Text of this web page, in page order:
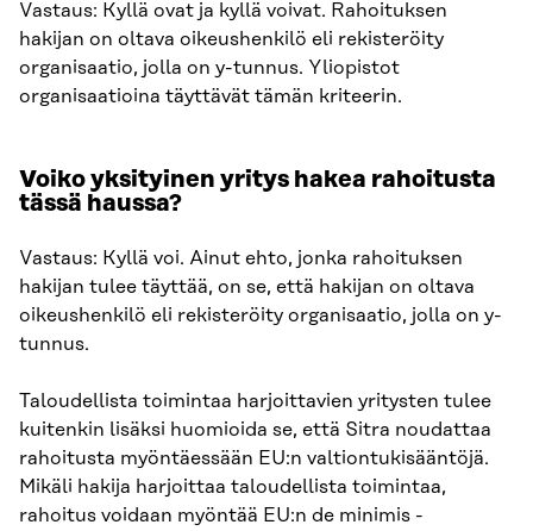
Vastaus: Kyllä ovat ja kyllä voivat. Rahoituksen
hakijan on oltava oikeushenkilö eli rekisteröity
organisaatio, jolla on y-tunnus. Yliopistot
organisaatioina täyttävät tämän kriteerin.
Voiko yksityinen yritys hakea rahoitusta
tässä haussa?
Vastaus: Kyllä voi. Ainut ehto, jonka rahoituksen
hakijan tulee täyttää, on se, että hakijan on oltava
oikeushenkilö eli rekisteröity organisaatio, jolla on y-
tunnus.
Taloudellista toimintaa harjoittavien yritysten tulee
kuitenkin lisäksi huomioida se, että Sitra noudattaa
rahoitusta myöntäessään EU:n valtiontukisääntöjä.
Mikäli hakija harjoittaa taloudellista toimintaa,
rahoitus voidaan myöntää EU:n de minimis -